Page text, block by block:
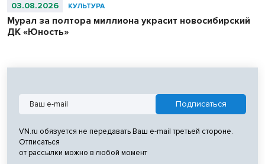
03.08.2026 КУЛЬТУРА
Мурал за полтора миллиона украсит новосибирский
ДК «Юность»
VN.ru обязуется не передавать Ваш e-mail третьей стороне.
Отписаться
от рассылки можно в любой момент